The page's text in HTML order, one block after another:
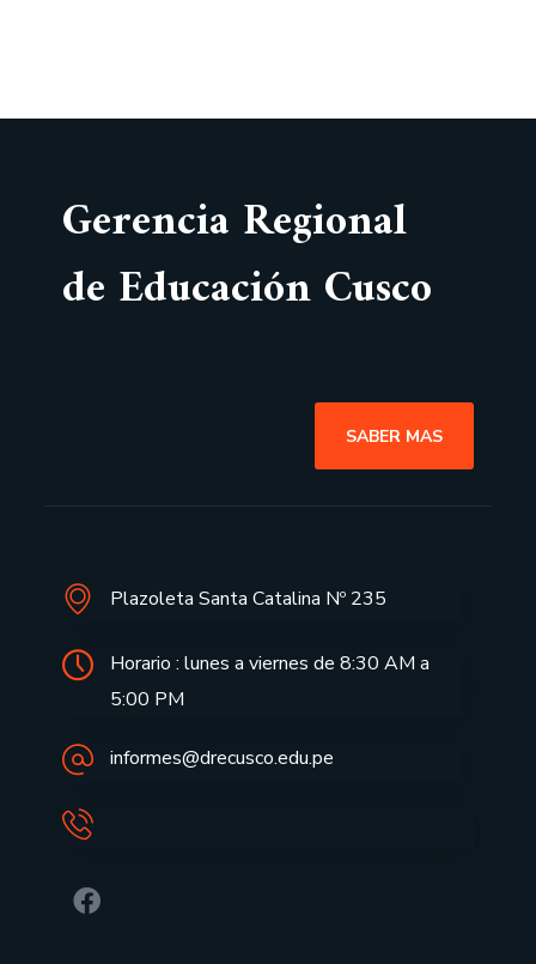
Gerencia Regional
de Educación Cusco
SABER MAS
Plazoleta Santa Catalina Nº 235
Horario : lunes a viernes de 8:30 AM a
5:00 PM
informes@drecusco.edu.pe